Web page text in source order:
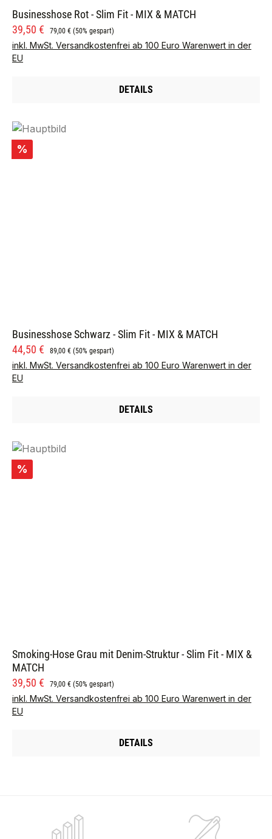
Businesshose Rot - Slim Fit - MIX & MATCH
Verkaufspreis:
39,50 € Regulärer Preis:
79,00 € (50% gespart)
inkl. MwSt. Versandkostenfrei ab 100 Euro Warenwert in der
EU
DETAILS
Rabatt
%
Businesshose Schwarz - Slim Fit - MIX & MATCH
Verkaufspreis:
44,50 € Regulärer Preis:
89,00 € (50% gespart)
inkl. MwSt. Versandkostenfrei ab 100 Euro Warenwert in der
EU
DETAILS
Rabatt
%
Smoking-Hose Grau mit Denim-Struktur - Slim Fit - MIX &
MATCH
Verkaufspreis:
39,50 € Regulärer Preis:
79,00 € (50% gespart)
inkl. MwSt. Versandkostenfrei ab 100 Euro Warenwert in der
EU
DETAILS